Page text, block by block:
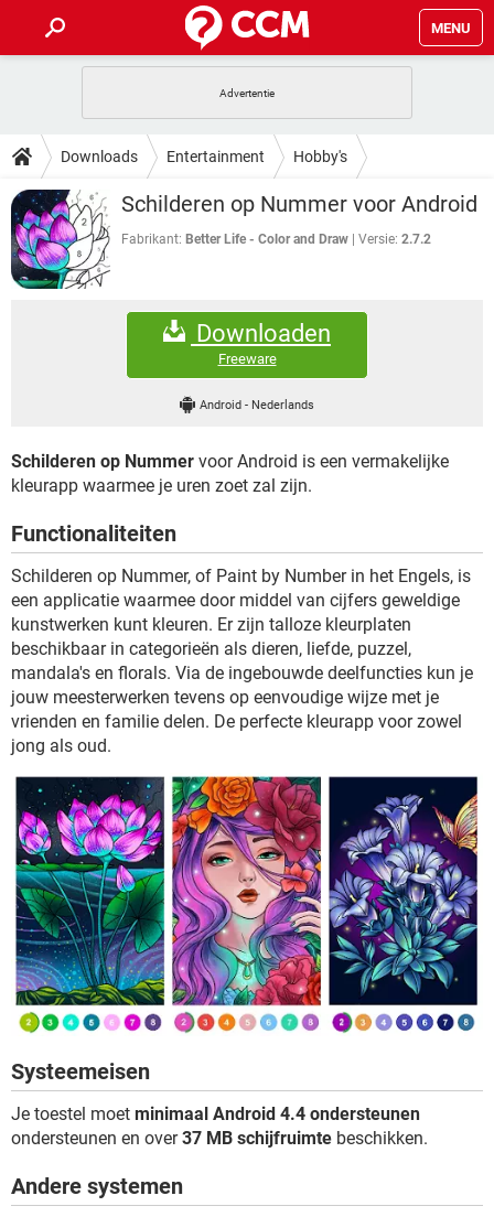
MENU
INSTAGRAM WINDOWS 10
NETFLIX CORONAVIRUS
GRATIS SNAPCHAT
TIKTOK
HOW-TO
VIDEOBELLEN GAMES
INSTAGRAM
NETFLIX
DOWNLOADS
VIDEOBELLEN GAMES
INSTAGRAM
CORONAVIRUS
SNAPCHAT
FORUM
WINDOWS 10
CORONAVIRUS
SNAPCHAT
GAMES
GRATIS SNAPCHAT
Downloads Entertainment Hobby's
Schilderen op Nummer voor Android
Fabrikant: Better Life - Color and Draw Versie: 2.7.2
Downloaden
Freeware
Android - Nederlands
Schilderen op Nummer voor Android is een vermakelijke
kleurapp waarmee je uren zoet zal zijn.
Functionaliteiten
Schilderen op Nummer, of Paint by Number in het Engels, is
een applicatie waarmee door middel van cijfers geweldige
kunstwerken kunt kleuren. Er zijn talloze kleurplaten
beschikbaar in categorieën als dieren, liefde, puzzel,
mandala's en florals. Via de ingebouwde deelfuncties kun je
jouw meesterwerken tevens op eenvoudige wijze met je
vrienden en familie delen. De perfecte kleurapp voor zowel
jong als oud.
Systeemeisen
Je toestel moet minimaal Android 4.4 ondersteunen
ondersteunen en over37 MB schijfruimte beschikken.
Andere systemen